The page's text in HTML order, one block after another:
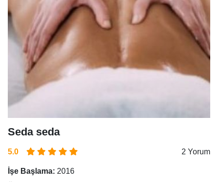
Seda seda
5.0 2 Yorum
İşe Başlama: 2016